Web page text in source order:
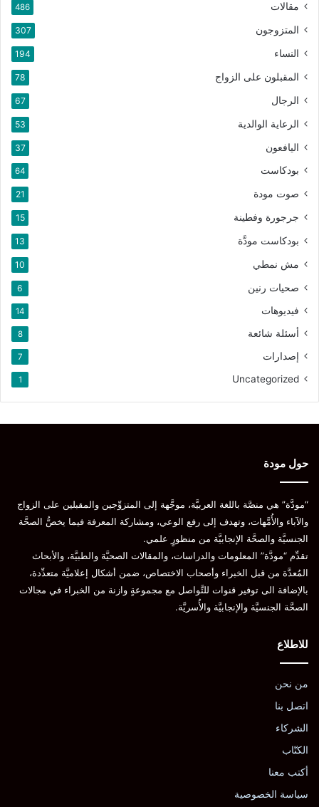
مقالات 486
المتزوجون 307
النساء 194
المقبلون على الزواج 78
الرجال 67
الرعاية الوالدية 53
اليافعون 37
بودكاست 64
صوت مودة 21
جرجورة وفطينة 15
بودكاست مودَّة 13
مش نمطي 10
صحيات رنين 6
فيديوهات 14
أسئلة شائعة 8
إصدارات 7
Uncategorized
1
حول مودة
“مودَّة” هي منصَّة باللغة العربيَّة، موجَّهة إلى المتزوِّجين والمقبلين على الزواج
والآباء والأُمَّهات، وتهدف إلى رفع الوعي، ومشاركة المعرفة فيما يخصُّ الصحَّة
الجنسيَّة والصحَّة الإنجابيَّة من منظورٍ علمي.
تقدِّم “مودَّة” المعلومات والدراسات، والمقالات الصحيَّة والطبيَّة، والأبحاث
المُعدَّة من قبل الخبراء وأصحاب الاختصاص، ضمن أشكال إعلاميَّة متعدِّدة،
بالإضافة الى توفير قنوات للتَّواصل مع مجموعةٍ وازنة من الخبراء في مجالات
الصحَّة الجنسيَّة والإنجابيَّة والأُسريَّة.
للاطلاع
من نحن
اتصل بنا
الشركاء
الكتّاب
أكتب معنا
سياسة الخصوصية